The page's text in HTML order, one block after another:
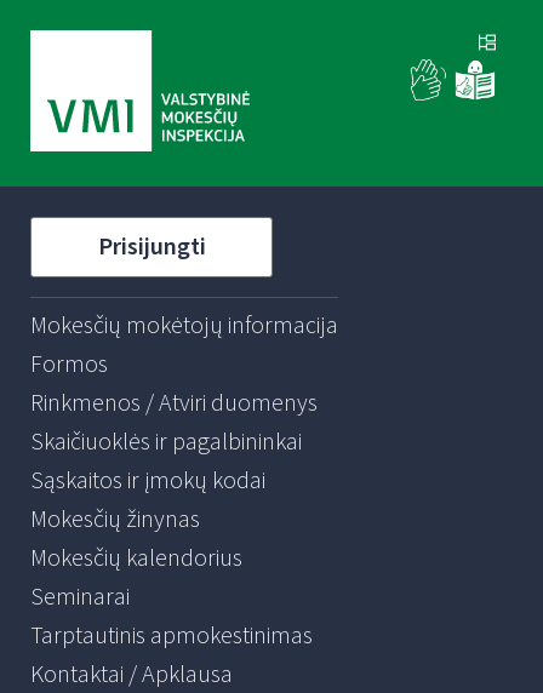
Prisijungti
Mokesčių mokėtojų informacija
Formos
Rinkmenos / Atviri duomenys
Skaičiuoklės ir pagalbininkai
Sąskaitos ir įmokų kodai
Mokesčių žinynas
Mokesčių kalendorius
Seminarai
Tarptautinis apmokestinimas
Kontaktai / Apklausa